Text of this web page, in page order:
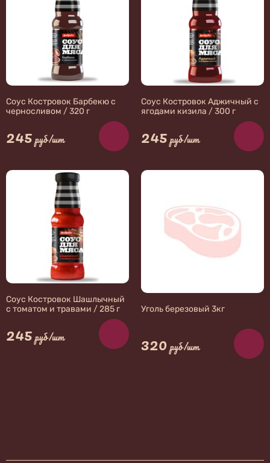
Соус Костровок Барбекю с
черносливом / 320 г
245 руб/шт
Соус Костровок Аджичный с
ягодами кизила / 300 г
245 руб/шт
Соус Костровок Шашлычный
с томатом и травами / 285 г
245 руб/шт
Уголь березовый 3кг
320 руб/шт